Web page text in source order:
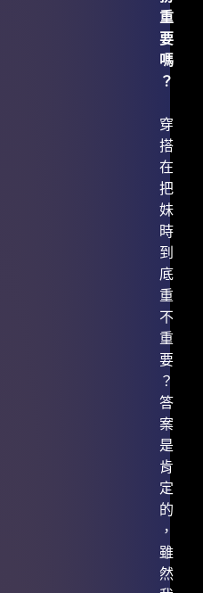
重
要
嗎
？
穿
搭
在
把
妹
時
到
底
重
不
重
要
？
答
案
是
肯
定
的
，
雖
然